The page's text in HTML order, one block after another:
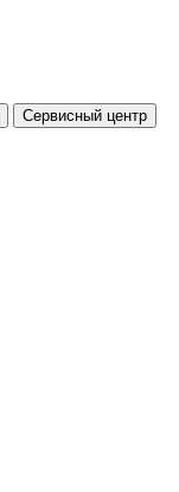
Сервисный центр